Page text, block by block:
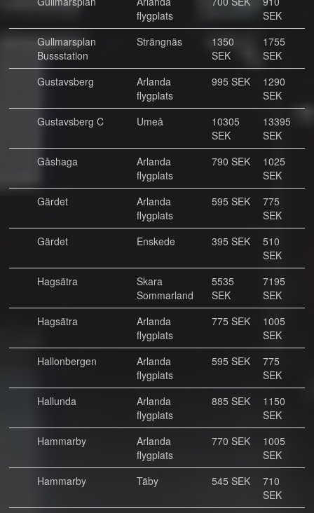
flygplats
SEK
Gullmarsplan
Bussstation
Strängnäs
1350
SEK
1755
SEK
Gustavsberg
Arlanda
flygplats
995 SEK
1290
SEK
Gustavsberg C
Umeå
10305
SEK
13395
SEK
Gåshaga
Arlanda
flygplats
790 SEK
1025
SEK
Gärdet
Arlanda
flygplats
595 SEK
775
SEK
Gärdet
Enskede 395 SEK
510
SEK
Hagsätra
Skara
Sommarland
5535
SEK
7195
SEK
Hagsätra
Arlanda
flygplats
775 SEK
1005
SEK
Hallonbergen
Arlanda
flygplats
595 SEK
775
SEK
Hallunda
Arlanda
flygplats
885 SEK
1150
SEK
Hammarby
Arlanda
flygplats
770 SEK
1005
SEK
Hammarby
Täby 545 SEK
710
SEK